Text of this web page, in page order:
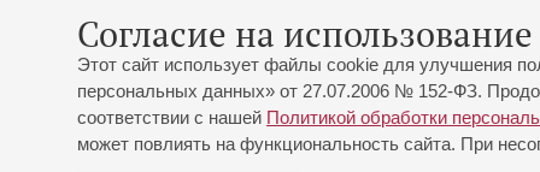
Согласие на
Этот сайт использует файлы cookie для улучшения
персональных данных» от 27.07.2006 № 152-ФЗ.
соответствии с нашей Политикой обработки
может повлиять на функциональность сайта. При